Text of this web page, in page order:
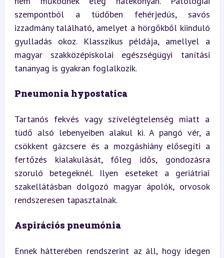
szempontból a tüdőben fehérjedús, savós
izzadmány található, amelyet a hörgőkből kiinduló
gyulladás okoz. Klasszikus példája, amellyel a
magyar szakközépiskolai egészségügyi tanítási
tananyag is gyakran foglalkozik.
Pneumonia hypostatica
Tartanós fekvés vagy szívelégtelenség miatt a
tüdő alsó lebenyeiben alakul ki. A pangó vér, a
csökkent gázcsere és a mozgáshiány elősegíti a
fertőzés kialakulását, főleg idős, gondozásra
szoruló betegeknél. Ilyen eseteket a geriátriai
szakellátásban dolgozó magyar ápolók, orvosok
rendszeresen tapasztalnak.
Aspirációs pneumónia
Ennek hátterében rendszerint az áll, hogy idegen